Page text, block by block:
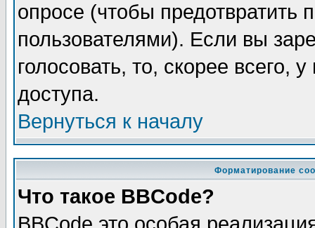
опросе (чтобы предотвратить
пользователями). Если вы
голосовать, то, скорее всего,
доступа.
Вернуться к началу
Форматирование
Что такое BBCode?